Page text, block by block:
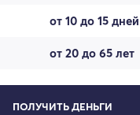
от 10 до 15 дней
от 20 до 65 лет
ПОЛУЧИТЬ ДЕНЬГИ